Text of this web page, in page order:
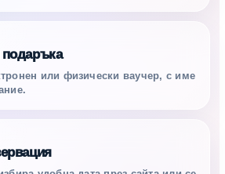
или физически ваучер, с име